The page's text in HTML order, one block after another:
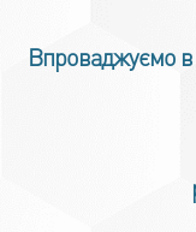
Впроваджуємо в